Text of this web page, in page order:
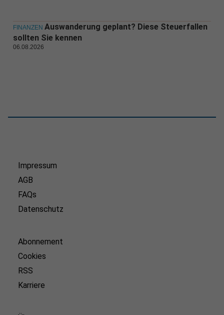
FINANZEN Auswanderung geplant? Diese Steuerfallen
sollten Sie kennen
06.08.2026
Impressum
AGB
FAQs
Datenschutz
Abonnement
Cookies
RSS
Karriere